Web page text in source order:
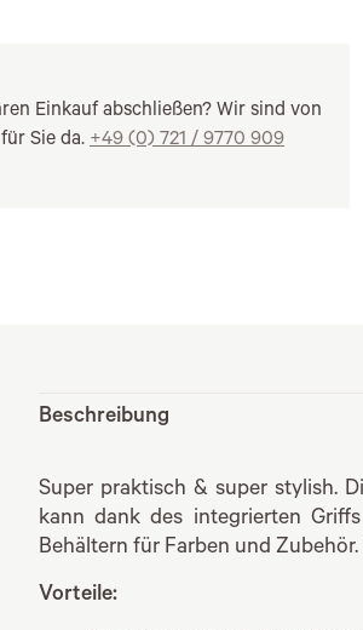
Einkauf abschließen? Wir sind von
Sie da. +49 (0) 721 / 9770 909
Beschreibung
Super praktisch & super stylish.
kann dank des integrierten
Behältern für Farben und Zubehör.
Vorteile: